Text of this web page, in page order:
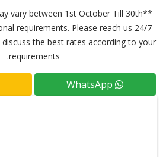
vary between 1st October Till 30th
requirements. Please reach us 24/7
discuss the best rates according to your
requirements.
WhatsApp